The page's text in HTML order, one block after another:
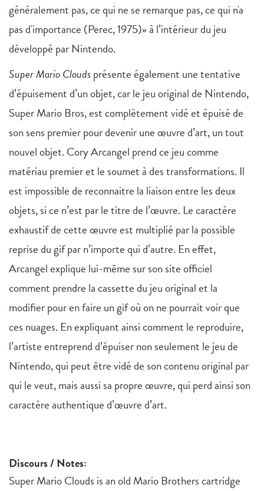
généralement pas, ce qui ne se remarque pas, ce qui n'a
pas d'importance (Perec, 1975)» à l’intérieur du jeu
développé par Nintendo.
Super Mario Cloudsprésente également une tentative
d’épuisement d’un objet, car le jeu original de Nintendo,
Super Mario Bros, est complètement vidé et épuisé de
son sens premier pour devenir une œuvre d’art, un tout
nouvel objet. Cory Arcangel prend ce jeu comme
matériau premier et le soumet à des transformations. Il
est impossible de reconnaitre la liaison entre les deux
objets, si ce n’est par le titre de l’œuvre. Le caractère
exhaustif de cette œuvre est multiplié par la possible
reprise du gif par n’importe qui d’autre. En effet,
Arcangel explique lui-même sur son site officiel
comment prendre la cassette du jeu original et la
modifier pour en faire un gif où on ne pourrait voir que
ces nuages. En expliquant ainsi comment le reproduire,
l’artiste entreprend d’épuiser non seulement le jeu de
Nintendo, qui peut être vidé de son contenu original par
qui le veut, mais aussi sa propre œuvre, qui perd ainsi son
caractère authentique d’œuvre d’art.
Discours / Notes:
Super Mario Clouds is an old Mario Brothers cartridge